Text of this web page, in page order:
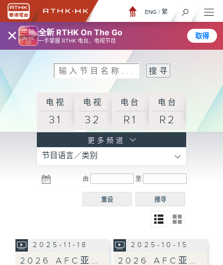
× 全新 RTHK On The Go
一手掌握 RTHK 电台、电视节目
取得
ENG / 繁
电视
31
电视
32
电台
R1
电台
R2
R3
电台 电台
R5
电台
普通
更多频道
节目语言／类别
由 至
搜寻
重设
2025-11-18
2026 AFC亚…
2025-10-15
2026 AFC亚…